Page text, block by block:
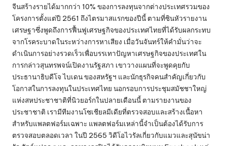
จีนสร้างรายได้มากกว่า 10% ของการลงทุนจากต่างประเทศรวมของ
โครงการตั้งแต่ปี 2561 ถึงไตรมาสแรกของปีนี้ ตามที่ซินหัวรายงาน
เศรษฐาซึ่งพูดถึงการฟื้นฟูเศรษฐกิจของประเทศไทยที่ได้รับผลกระทบ
จากโรคระบาดในระหว่างการหาเสียง เมื่อวันจันทร์ให้คำมั่นว่าจะ
ดำเนินการอย่างรวดเร็วเพื่อบรรเทาปัญหาเศรษฐกิจของประเทศใน
การกล่าวสุนทรพจน์เปิดงานรัฐสภา เขาวางแผนที่จะพูดคุยกับ
ประธานาธิบดีโจ ไบเดน ของสหรัฐฯ และนักธุรกิจคนสำคัญเกี่ยวกับ
โอกาสในการลงทุนในประเทศไทย นอกรอบการประชุมสมัชชาใหญ่
แห่งสหประชาชาติที่นิวยอร์กในปลายเดือนนี้ ตามรายงานของ
ประชาชาติ เรามีทีมงานโซเชียลมีเดียที่ตรวจสอบและสร้างเนื้อหา
สำหรับแพลตฟอร์มเฉพาะ แพลตฟอร์มเหล่านี้จำเป็นต้องได้รับการ
ตรวจสอบตลอดเวลา ในปี 2565 วิดีโอไวรัลเกี่ยวกับแมวและสุนัขน่า